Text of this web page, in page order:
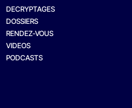
DECRYPTAGES
DOSSIERS
RENDEZ-VOUS
VIDEOS
PODCASTS